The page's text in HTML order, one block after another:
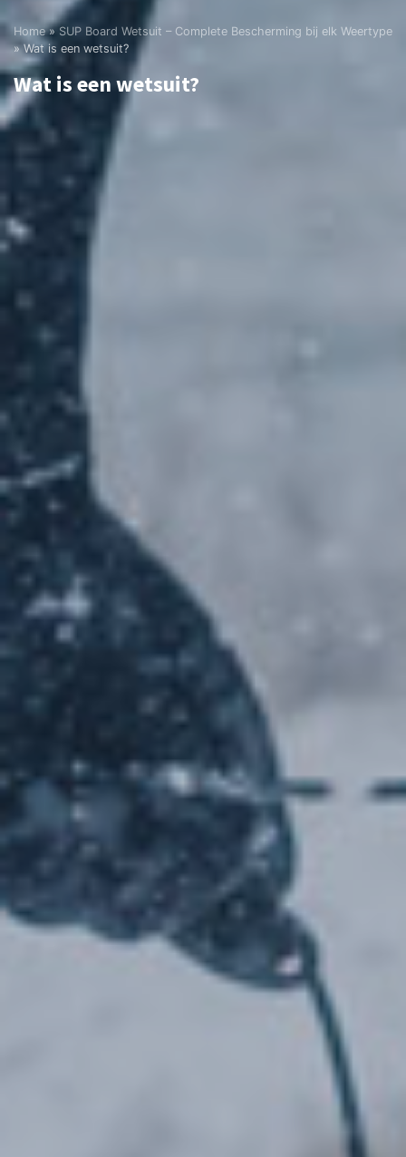
Home» SUP Board Wetsuit – Complete Bescherming bij elk Weertype
»Wat is een wetsuit?
Wat is een wetsuit?